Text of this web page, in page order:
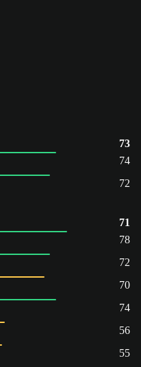
73
74
72
71
78
72
70
74
56
55